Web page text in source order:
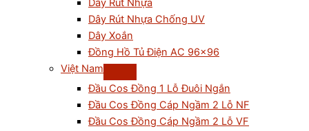
Dây Rút Nhựa
Dây Rút Nhựa Chống UV
Dây Xoắn
Đồng Hồ Tủ Điện AC 96×96
Việt Nam
Đầu Cos Đồng 1 Lỗ Đuôi Ngắn
Đầu Cos Đồng Cáp Ngầm 2 Lỗ NF
Đầu Cos Đồng Cáp Ngầm 2 Lỗ VF